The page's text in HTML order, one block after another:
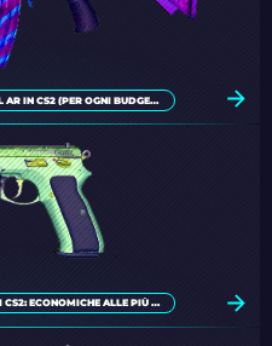
LE MIGLIORI SKIN PER LA GALIL AR IN CS2 (PER OGNI BUDGET) [2026]
LE MIGLIORI SKIN PER CZ-75 DI CS2: ECONOMICHE ALLE PIÙ CARE